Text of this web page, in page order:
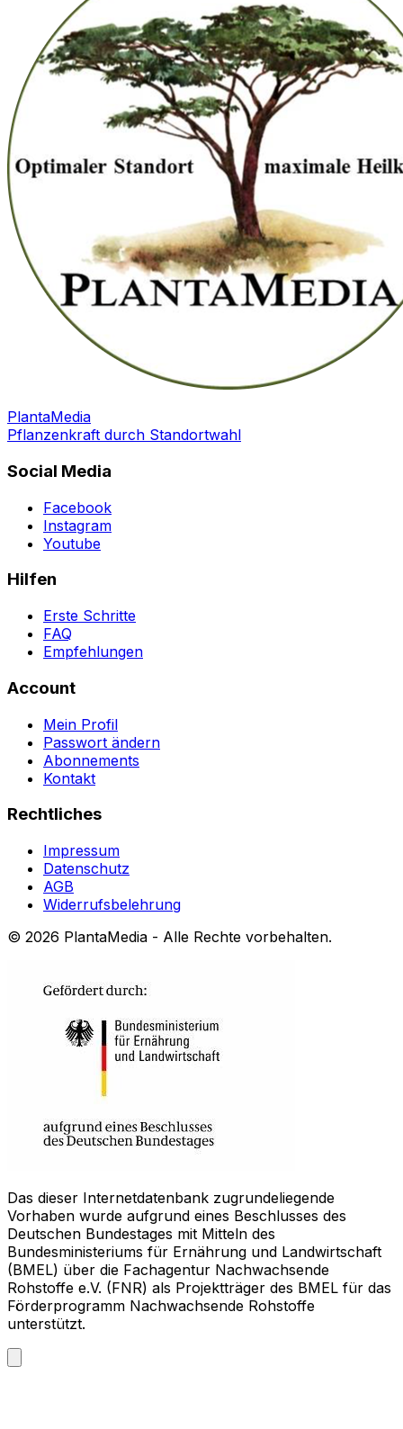
PlantaMedia
Pflanzenkraft durch Standortwahl
Social Media
Facebook
Instagram
Youtube
Hilfen
Erste Schritte
FAQ
Empfehlungen
Account
Mein Profil
Passwort ändern
Abonnements
Kontakt
Rechtliches
Impressum
Datenschutz
AGB
Widerrufsbelehrung
© 2026 PlantaMedia - Alle Rechte vorbehalten.
Das dieser Internetdatenbank zugrundeliegende
Vorhaben wurde aufgrund eines Beschlusses des
Deutschen Bundestages mit Mitteln des
Bundesministeriums für Ernährung und Landwirtschaft
(BMEL) über die Fachagentur Nachwachsende
Rohstoffe e.V. (FNR) als Projektträger des BMEL für das
Förderprogramm Nachwachsende Rohstoffe
unterstützt.